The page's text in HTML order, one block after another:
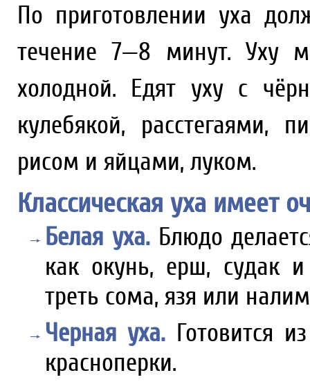
По приготовлении уха
течение 7—8 минут. Уху
холодной. Едят уху с
кулебякой, расстегаями,
рисом и яйцами, луком.
Классическая уха имеет
Белая уха.Блюдо
как окунь, ерш, судак
треть сома, язя или
Черная уха. Готовится
красноперки.